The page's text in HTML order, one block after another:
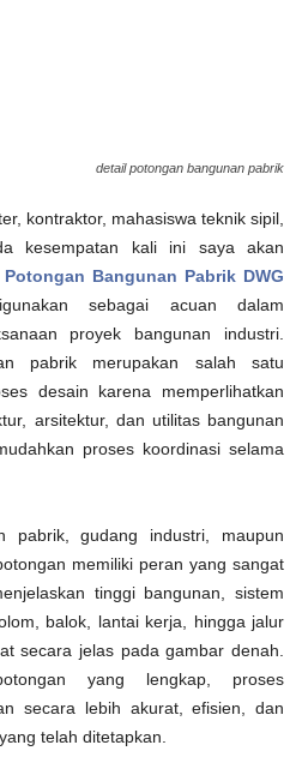
detail potongan bangunan pabrik
kontraktor, mahasiswa teknik sipil,
kesempatan kali ini saya akan
Potongan Bangunan Pabrik DWG
sebagai acuan dalam
proyek bangunan industri.
pabrik merupakan salah satu
desain karena memperlihatkan
arsitektur, dan utilitas bangunan
proses koordinasi selama
pabrik, gudang industri, maupun
memiliki peran yang sangat
tinggi bangunan, sistem
balok, lantai kerja, hingga jalur
secara jelas pada gambar denah.
yang lengkap, proses
secara lebih akurat, efisien, dan
telah ditetapkan.